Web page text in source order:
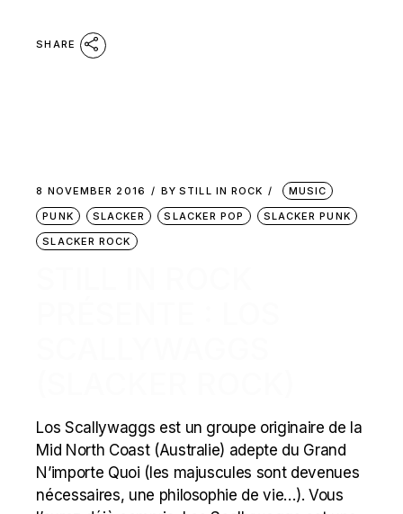
SHARE
8 NOVEMBER 2016 BY STILL IN ROCK
MUSIC
PUNK
SLACKER SLACKER POP
SLACKER PUNK
SLACKER ROCK
Los Scallywaggs est un groupe originaire de la
Mid North Coast (Australie) adepte du Grand
N’importe Quoi (les majuscules sont devenues
nécessaires, une philosophie de vie…). Vous